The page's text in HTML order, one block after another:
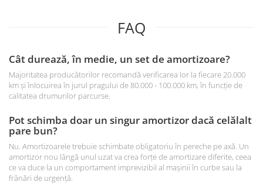
FAQ
Cât durează, în medie, un set de amortizoare?
Majoritatea producătorilor recomandă verificarea lor la fiecare 20.000
km și înlocuirea în jurul pragului de 80.000 - 100.000 km, în funcție de
calitatea drumurilor parcurse.
Pot schimba doar un singur amortizor dacă celălalt
pare bun?
Nu. Amortizoarele trebuie schimbate obligatoriu în pereche pe axă. Un
amortizor nou lângă unul uzat va crea forțe de amortizare diferite, ceea
ce va duce la un comportament imprevizibil al mașinii în curbe sau la
frânări de urgență.